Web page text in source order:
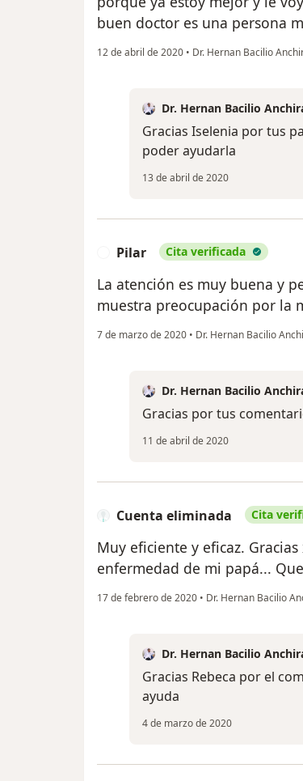
buen doctor es una persona
12 de abril de 2020 • Dr. Hernan Bacilio
Dr. Hernan Bacilio
Gracias Iselenia por tus
poder ayudarla
13 de abril de 2020
Pilar Cita verificada
La atención es muy buena y
muestra preocupación por la
7 de marzo de 2020 • Dr. Hernan Bacilio
Dr. Hernan Bacilio
Gracias por tus
11 de abril de 2020
Cuenta eliminada Cita
Muy eficiente y eficaz.
enfermedad de mi papá...
17 de febrero de 2020 • Dr. Hernan Bacilio
Dr. Hernan Bacilio
Gracias Rebeca por el
ayuda
4 de marzo de 2020